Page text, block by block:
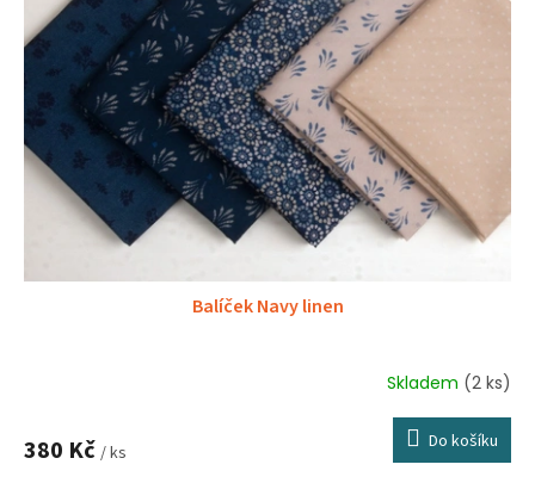
Balíček Navy linen
Skladem (2 ks)
380 Kč / ks Do košíku